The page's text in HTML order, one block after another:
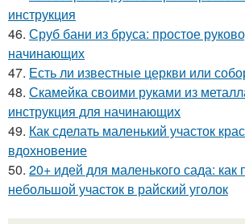
инструкция
46. Сруб бани из бруса: простое
начинающих
47. Есть ли известные церкви или
48. Скамейка своими руками из
инструкция для начинающих
49. Как сделать маленький участок
вдохновение
50. 20+ идей для маленького сада: как
небольшой участок в райский уголок